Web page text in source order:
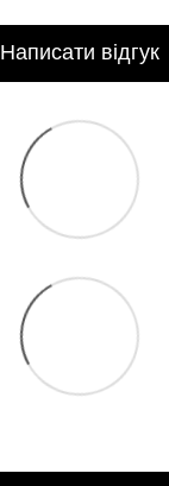
Написати відгук